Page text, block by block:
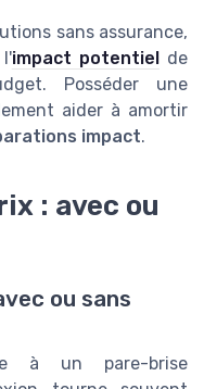
sans assurance,
l'impact potentielde
Posséder une
aider à amortir
impact.
: avec ou
ou sans
à un pare-brise